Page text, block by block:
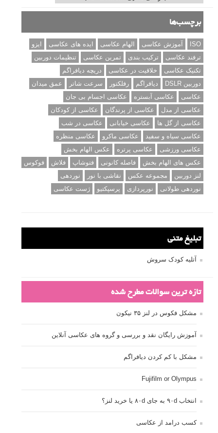
برچسب‌ها
ISO آموزش عکاسی الهام عکاسی ایده های عکاسی
ایزو
ترفند عکاسی
ترکیب بندی تمرین عکاسی
تنظیمات دوربین
تکنیک عکاسی
خلاقیت در عکاسی
دریچه دیافراگم
دوربین DSLR
دیافراگم رفلکتور سرعت شاتر
عمق میدان
عکاسی
عکاسی آبستره
عکاسی اجسام بی جان
عکاسی از مدل
عکاسی از پرندگان
عکاسی از کودکان
عکاسی از گل ها
عکاسی خیابانی
عکاسی در شب
عکاسی سیاه و سفید
عکاسی ماکرو
عکاسی منظره
عکاسی ورزشی
عکاسی پرتره
عکس الهام بخش
عکس های الهام بخش
فاصله کانونی فتوشاپ فلاش
فوکوس
لنز دوربین
مجموعه عکس نقاشی با نور
نوردهی
نوردهی طولانی
نورپردازی پرسپکتیو ژست عکاسی
تبلیغ متنی
آتلیه کودک سروش
تازه ترین سوالات مطرح شده
مشکل فکوس در لنز ۳۵ نیکون
آموزش رایگان نقد و بررسی و گروه های عکاسی آنلاین
مشکل با کم کردن دیافراگم
Fujifilm or Olympus
انتخاب ۹۰d به جای ۸۰d یا خرید لنز؟
کسب درامد از عکاسی